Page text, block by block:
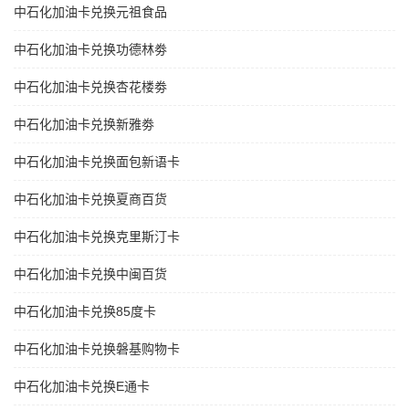
中石化加油卡兑换元祖食品
中石化加油卡兑换功德林劵
中石化加油卡兑换杏花楼劵
中石化加油卡兑换新雅劵
中石化加油卡兑换面包新语卡
中石化加油卡兑换夏商百货
中石化加油卡兑换克里斯汀卡
中石化加油卡兑换中闽百货
中石化加油卡兑换85度卡
中石化加油卡兑换磐基购物卡
中石化加油卡兑换E通卡